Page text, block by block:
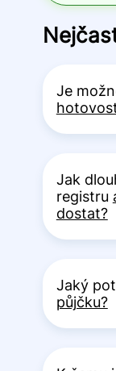
Je
Jak
registru
dostat?
Jaký
půjčku?